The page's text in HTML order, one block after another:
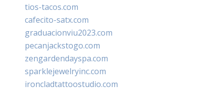
tios-tacos.com
cafecito-satx.com
graduacionviu2023.com
pecanjackstogo.com
zengardendayspa.com
sparklejewelryinc.com
ironcladtattoostudio.com